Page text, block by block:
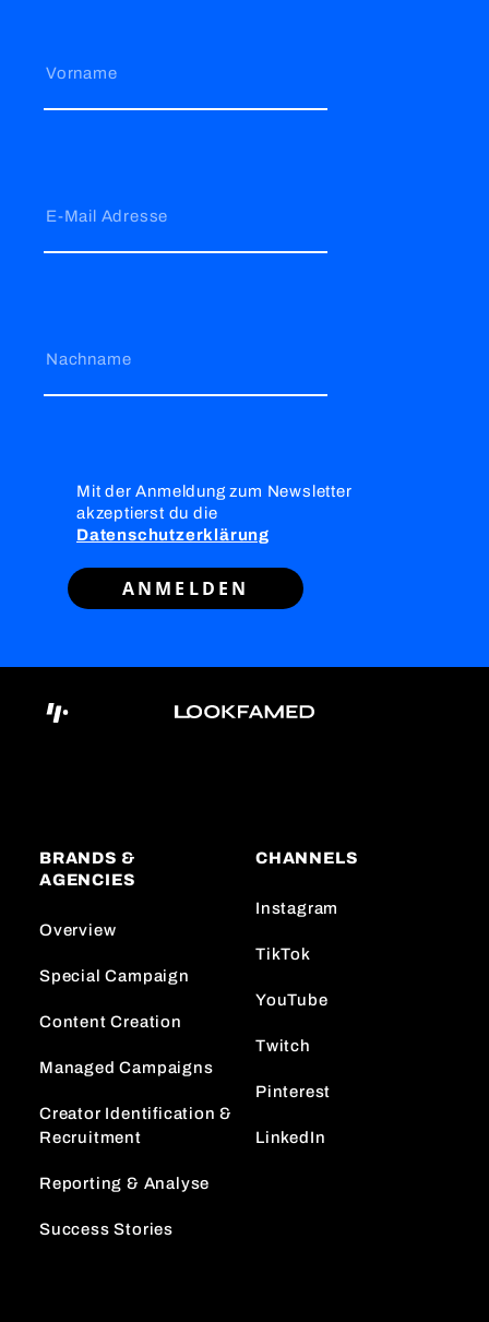
Vorname
E-Mail Adresse
Nachname
Mit der Anmeldung zum Newsletter
akzeptierst du die
Datenschutzerklärung
ANMELDEN
BRANDS &
AGENCIES
Overview
Special Campaign
Content Creation
Managed Campaigns
Creator Identification &
Recruitment
Reporting & Analyse
Success Stories
CHANNELS
Instagram
TikTok
YouTube
Twitch
Pinterest
LinkedIn